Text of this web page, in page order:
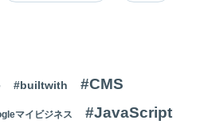
#builtwith
#CMS
マイビジネス #JavaScript